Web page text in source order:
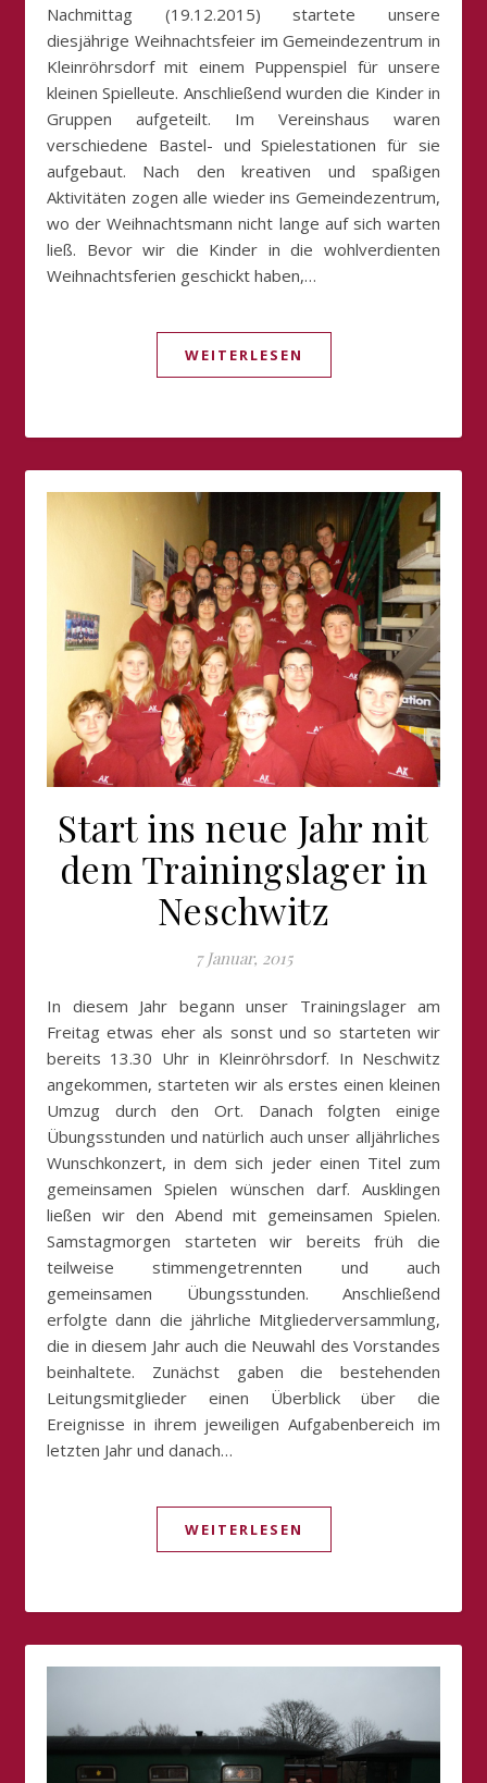
Nachmittag (19.12.2015) startete unsere
diesjährige Weihnachtsfeier im Gemeindezentrum in
Kleinröhrsdorf mit einem Puppenspiel für unsere
kleinen Spielleute. Anschließend wurden die Kinder in
Gruppen aufgeteilt. Im Vereinshaus waren
verschiedene Bastel- und Spielestationen für sie
aufgebaut. Nach den kreativen und spaßigen
Aktivitäten zogen alle wieder ins Gemeindezentrum,
wo der Weihnachtsmann nicht lange auf sich warten
ließ. Bevor wir die Kinder in die wohlverdienten
Weihnachtsferien geschickt haben,…
WEITERLESEN
Start ins neue Jahr mit
dem Trainingslager in
Neschwitz
7 Januar, 2015
In diesem Jahr begann unser Trainingslager am
Freitag etwas eher als sonst und so starteten wir
bereits 13.30 Uhr in Kleinröhrsdorf. In Neschwitz
angekommen, starteten wir als erstes einen kleinen
Umzug durch den Ort. Danach folgten einige
Übungsstunden und natürlich auch unser alljährliches
Wunschkonzert, in dem sich jeder einen Titel zum
gemeinsamen Spielen wünschen darf. Ausklingen
ließen wir den Abend mit gemeinsamen Spielen.
Samstagmorgen starteten wir bereits früh die
teilweise stimmengetrennten und auch
gemeinsamen Übungsstunden. Anschließend
erfolgte dann die jährliche Mitgliederversammlung,
die in diesem Jahr auch die Neuwahl des Vorstandes
beinhaltete. Zunächst gaben die bestehenden
Leitungsmitglieder einen Überblick über die
Ereignisse in ihrem jeweiligen Aufgabenbereich im
letzten Jahr und danach…
WEITERLESEN